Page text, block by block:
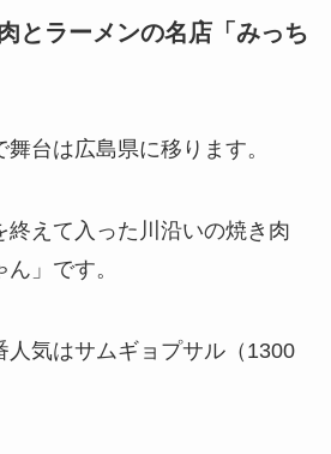
とラーメンの名店「みっち
台は広島県に移ります。
終えて入った川沿いの焼き肉
」です。
人気はサムギョプサル（1300